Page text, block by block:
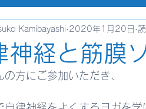
神経と筋膜
Kamibayashi 2020年1月20日
の方にご参加いただき、